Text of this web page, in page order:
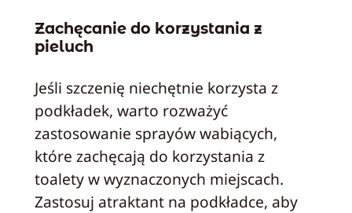
Zachęcanie do korzystania z
pieluch
Jeśli szczenię niechętnie korzysta z
podkładek, warto rozważyć
zastosowanie sprayów wabiących,
które zachęcają do korzystania z
toalety w wyznaczonych miejscach.
Zastosuj atraktant na podkładce, aby